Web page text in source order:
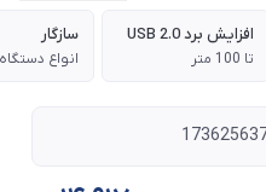
افزایش برد USB 2.0
تا 100 متر
سازگار